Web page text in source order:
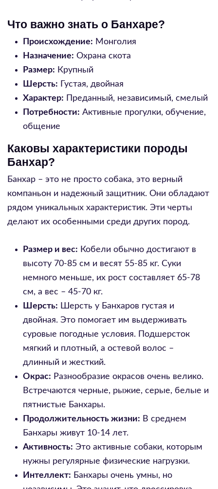
Что важно знать о Банхаре?
Происхождение: Монголия
Назначение: Охрана скота
Размер: Крупный
Шерсть: Густая, двойная
Характер: Преданный, независимый, смелый
Потребности: Активные прогулки, обучение,
общение
Каковы характеристики породы
Банхар?
Банхар – это не просто собака, это верный
компаньон и надежный защитник. Они обладают
рядом уникальных характеристик. Эти черты
делают их особенными среди других пород.
Размер и вес: Кобели обычно достигают в
высоту 70-85 см и весят 55-85 кг. Суки
немного меньше, их рост составляет 65-78
см, а вес – 45-70 кг.
Шерсть: Шерсть у Банхаров густая и
двойная. Это помогает им выдерживать
суровые погодные условия. Подшерсток
мягкий и плотный, а остевой волос –
длинный и жесткий.
Окрас: Разнообразие окрасов очень велико.
Встречаются черные, рыжие, серые, белые и
пятнистые Банхары.
Продолжительность жизни: В среднем
Банхары живут 10-14 лет.
Активность: Это активные собаки, которым
нужны регулярные физические нагрузки.
Интеллект: Банхары очень умны, но